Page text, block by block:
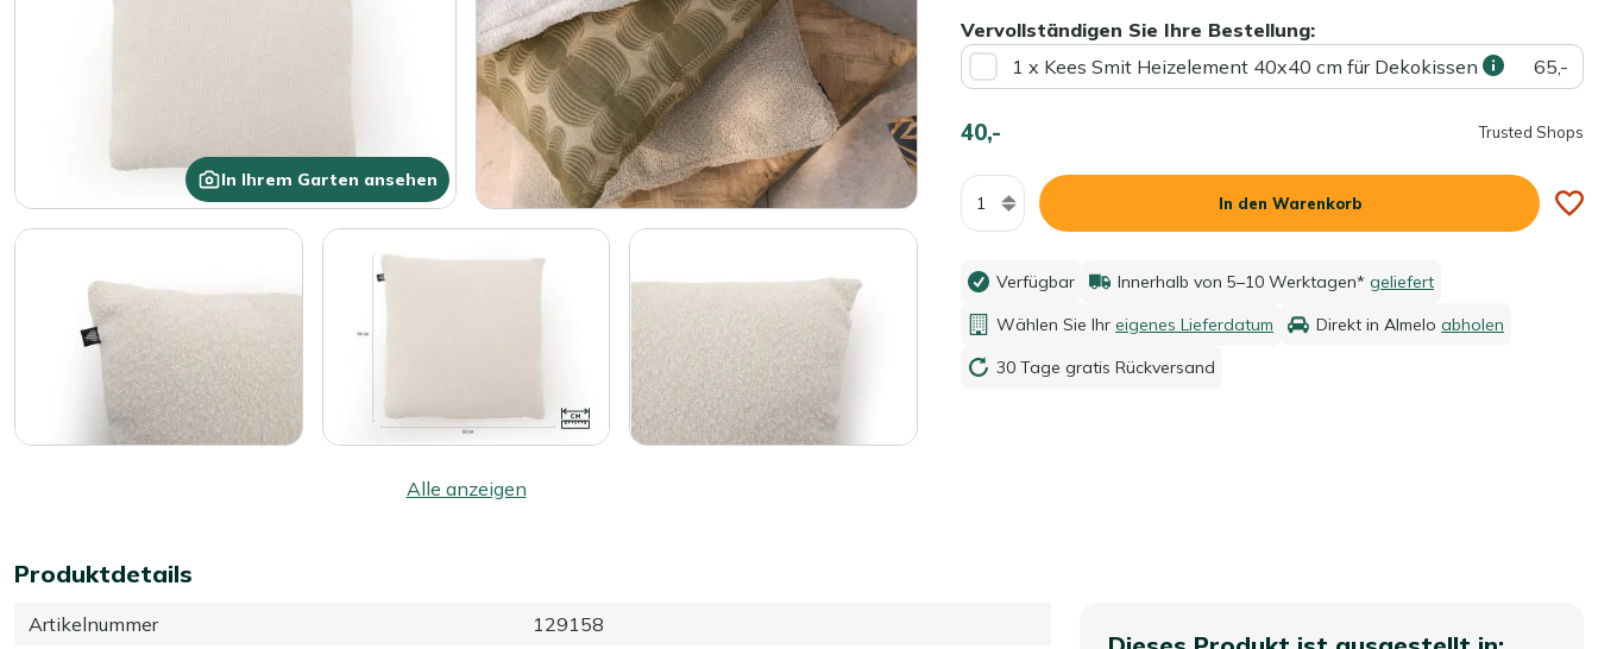
In Ihrem Garten ansehen
Alle anzeigen
Vervollständigen Sie Ihre Bestellung:
1 x Kees Smit Heizelement 40x40 cm für Dekokissen
65,-
40,- Trusted Shops
Menge
In den Warenkorb
Verfügbar Innerhalb von 5–10 Werktagen* geliefert
Wählen Sie Ihr eigenes Lieferdatum Direkt in Almelo abholen
30 Tage gratis Rückversand
Produktdetails
Artikelnummer
129158